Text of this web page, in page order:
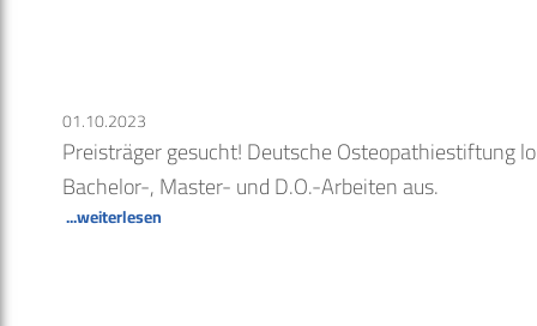
01.10.2023
Preisträger gesucht! Deutsche Osteopathiestiftung
Bachelor-, Master- und D.O.-Arbeiten aus.
...weiterlesen